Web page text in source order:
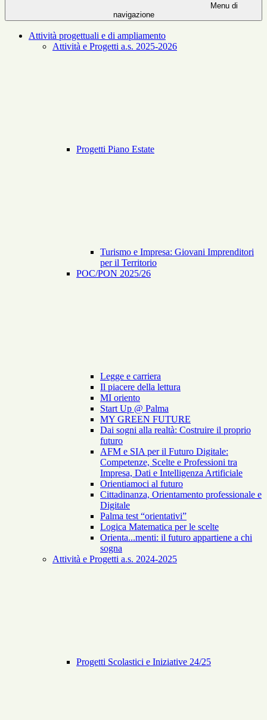
Menu di
navigazione
Attività progettuali e di ampliamento
Attività e Progetti a.s. 2025-2026
Progetti Piano Estate
Turismo e Impresa: Giovani Imprenditori
per il Territorio
POC/PON 2025/26
Legge e carriera
Il piacere della lettura
MI oriento
Start Up @ Palma
MY GREEN FUTURE
Dai sogni alla realtà: Costruire il proprio
futuro
AFM e SIA per il Futuro Digitale:
Competenze, Scelte e Professioni tra
Impresa, Dati e Intelligenza Artificiale
Orientiamoci al futuro
Cittadinanza, Orientamento professionale e
Digitale
Palma test “orientativi”
Logica Matematica per le scelte
Orienta...menti: il futuro appartiene a chi
sogna
Attività e Progetti a.s. 2024-2025
Progetti Scolastici e Iniziative 24/25